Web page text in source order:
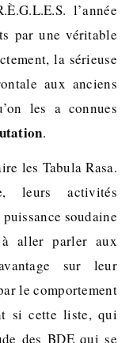
l’année
par une véritable
la sérieuse
aux anciens
les a connues
.
les Tabula Rasa.
leurs activités
soudaine
aller parler aux
sur leur
le comportement
si cette liste, qui
des BDE qui se